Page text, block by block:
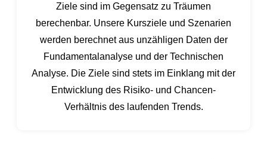
Ziele sind im Gegensatz zu Träumen
berechenbar. Unsere Kursziele und Szenarien
werden berechnet aus unzähligen Daten der
Fundamentalanalyse und der Technischen
Analyse. Die Ziele sind stets im Einklang mit der
Entwicklung des Risiko- und Chancen-
Verhältnis des laufenden Trends.